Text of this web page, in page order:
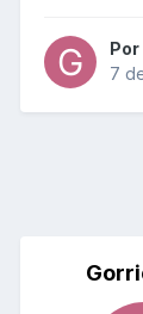
Por
7